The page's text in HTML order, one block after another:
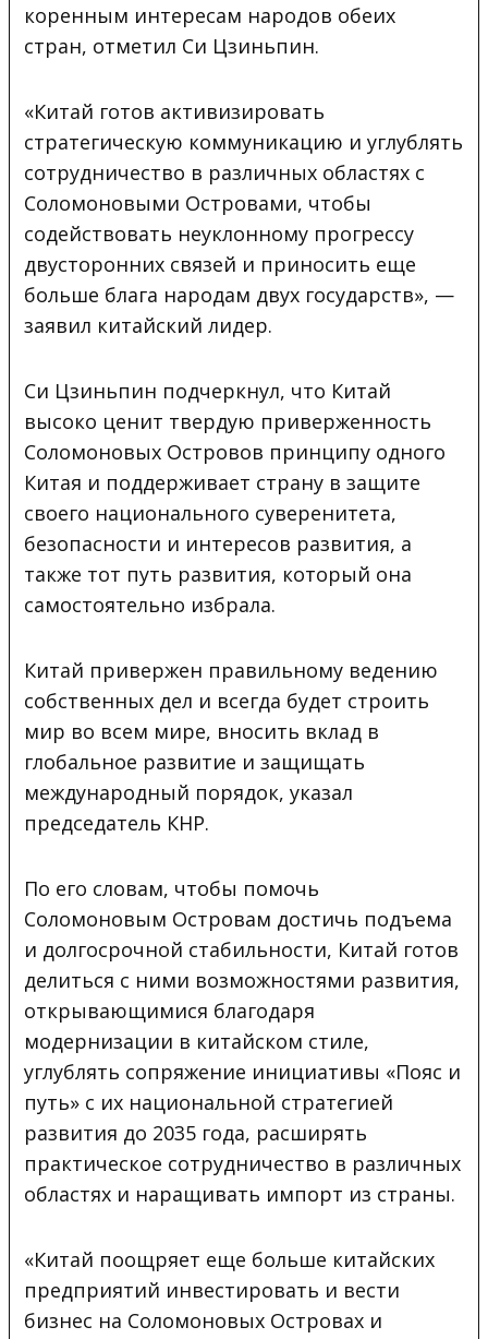
коренным интересам народов обеих
стран, отметил Си Цзиньпин.
«Китай готов активизировать
стратегическую коммуникацию и углублять
сотрудничество в различных областях с
Соломоновыми Островами, чтобы
содействовать неуклонному прогрессу
двусторонних связей и приносить еще
больше блага народам двух государств», —
заявил китайский лидер.
Си Цзиньпин подчеркнул, что Китай
высоко ценит твердую приверженность
Соломоновых Островов принципу одного
Китая и поддерживает страну в защите
своего национального суверенитета,
безопасности и интересов развития, а
также тот путь развития, который она
самостоятельно избрала.
Китай привержен правильному ведению
собственных дел и всегда будет строить
мир во всем мире, вносить вклад в
глобальное развитие и защищать
международный порядок, указал
председатель КНР.
По его словам, чтобы помочь
Соломоновым Островам достичь подъема
и долгосрочной стабильности, Китай готов
делиться с ними возможностями развития,
открывающимися благодаря
модернизации в китайском стиле,
углублять сопряжение инициативы «Пояс и
путь» с их национальной стратегией
развития до 2035 года, расширять
практическое сотрудничество в различных
областях и наращивать импорт из страны.
«Китай поощряет еще больше китайских
предприятий инвестировать и вести
бизнес на Соломоновых Островах и